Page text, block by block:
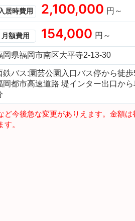
入居時費用 2,100,000 円～
月額費用 154,000 円～
岡県福岡市南区大平寺2-13-30
鉄バス:園芸公園入口バス停から徒歩
岡都市高速道路 堤インター出口から
ど今後急な変更がありえます。金額は
。